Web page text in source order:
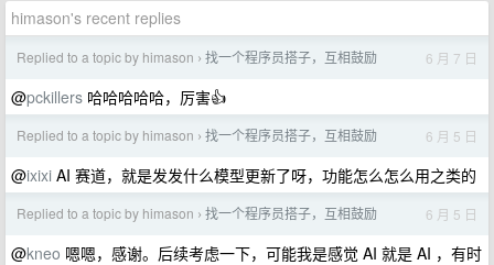
himason's recent replies
Replied to a topic by himason › 找一个程序员搭子，互相鼓励 6 月 7 日
@pckillers 哈哈哈哈哈，厉害👍
Replied to a topic by himason › 找一个程序员搭子，互相鼓励 6 月 5 日
@ixixi AI 赛道，就是发发什么模型更新了呀，功能怎么怎么用之类的
Replied to a topic by himason › 找一个程序员搭子，互相鼓励 6 月 5 日
@kneo 嗯嗯，感谢。后续考虑一下，可能我是感觉 AI 就是 AI ，有时